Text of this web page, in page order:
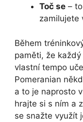
Toč se –
zamilujete
Během
paměti, že
vlastní tempo
Pomeranian
a to je naprosto
hrajte si s ním a
se snažte využít